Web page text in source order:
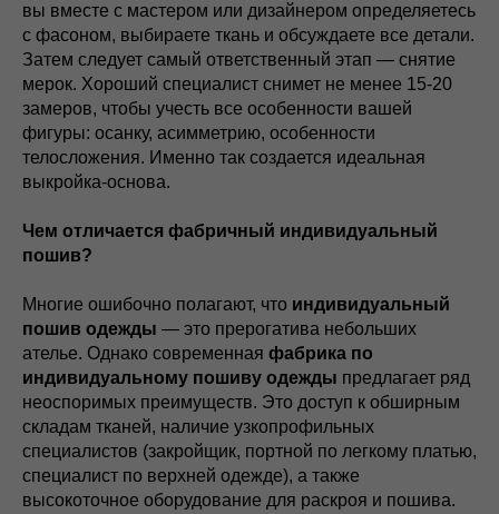
вы вместе с мастером или дизайнером определяетесь
с фасоном, выбираете ткань и обсуждаете все детали.
Затем следует самый ответственный этап — снятие
мерок. Хороший специалист снимет не менее 15-20
замеров, чтобы учесть все особенности вашей
фигуры: осанку, асимметрию, особенности
телосложения. Именно так создается идеальная
выкройка-основа.
Чем отличается фабричный индивидуальный
пошив?
Многие ошибочно полагают, что индивидуальный
пошив одежды — это прерогатива небольших
ателье. Однако современная фабрика по
индивидуальному пошиву одежды предлагает ряд
неоспоримых преимуществ. Это доступ к обширным
складам тканей, наличие узкопрофильных
специалистов (закройщик, портной по легкому платью,
специалист по верхней одежде), а также
высокоточное оборудование для раскроя и пошива.